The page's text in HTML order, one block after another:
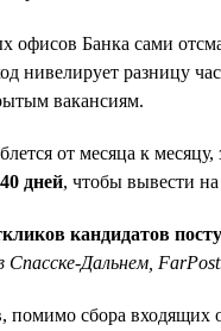
офисов Банка сами
нивелирует разницу
вакансиям.
от месяца к
40 дней, чтобы вывести
кандидатов
Спасске-Дальнем,
сбора входящих